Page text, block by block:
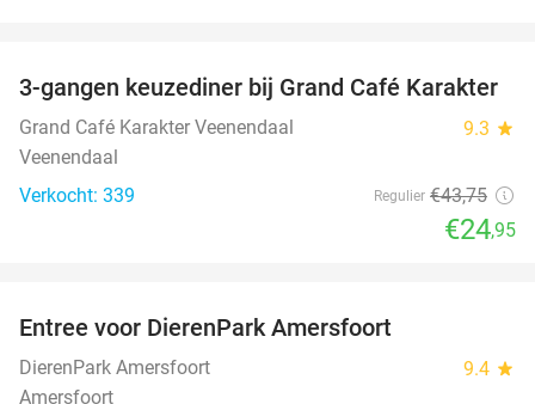
43%
3-gangen keuzediner bij Grand Café Karakter
Grand Café Karakter Veenendaal 9.3 star
Veenendaal
Verkocht: 339
Regulier €43,75
€24,95
Entree voor DierenPark Amersfoort
DierenPark Amersfoort 9.4 star
Amersfoort